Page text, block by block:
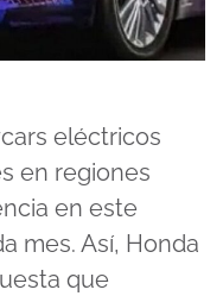
eléctricos
en regiones
en este
mes. Así, Honda
que